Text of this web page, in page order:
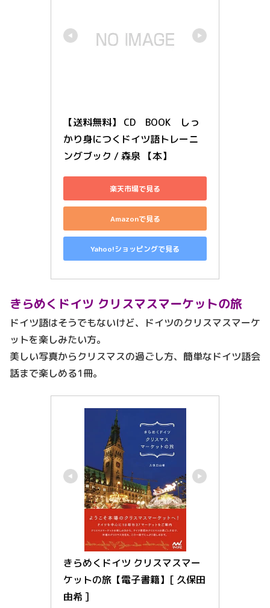
【送料無料】 CD　BOOK　しっ
かり身につくドイツ語トレーニ
ングブック / 森泉 【本】
楽天市場で見る
Amazonで見る
Yahoo!ショッピングで見る
きらめくドイツ クリスマスマーケットの旅
ドイツ語はそうでもないけど、ドイツのクリスマスマーケ
ットを楽しみたい方。
美しい写真からクリスマスの過ごし方、簡単なドイツ語会
話まで楽しめる1冊。
きらめくドイツ クリスマスマー
ケットの旅【電子書籍】[ 久保田
由希 ]